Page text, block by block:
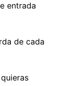
entrada
de cada